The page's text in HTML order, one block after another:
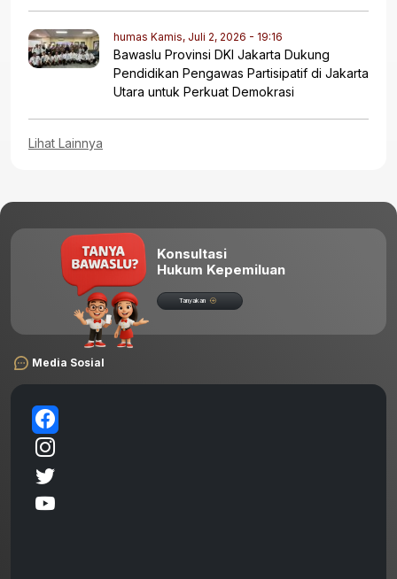
humas Kamis, Juli 2, 2026 - 19:16
Bawaslu Provinsi DKI Jakarta Dukung
Pendidikan Pengawas Partisipatif di Jakarta
Utara untuk Perkuat Demokrasi
Lihat Lainnya
Media Sosial
Konsultasi
Hukum Kepemiluan
Tanyakan